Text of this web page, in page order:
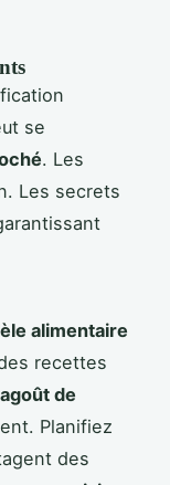
se
. Les
Les secrets
alimentaire
recettes
de
Planifiez
des